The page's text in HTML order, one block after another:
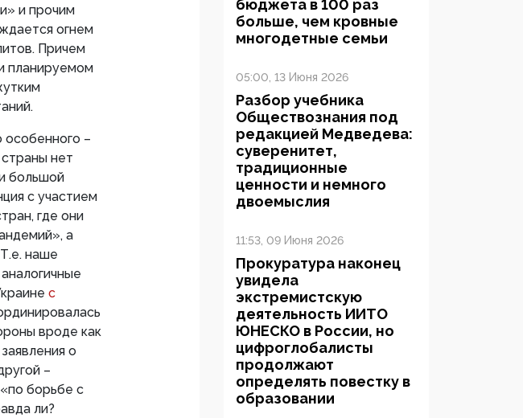
и прочим
огнем
Причем
планируемом
–
нет
большой
с участием
где они
а
наше
с
вроде как
о
–
борьбе с
ли?
бюджета в 100 раз
больше, чем кровные
многодетные семьи
05:00, 13 Июня 2026
Разбор учебника
Обществознания под
редакцией Медведева:
суверенитет,
традиционные
ценности и немного
двоемыслия
11:53, 09 Июня 2026
Прокуратура наконец
увидела
экстремистскую
деятельность ИИТО
ЮНЕСКО в России, но
цифроглобалисты
продолжают
определять повестку в
образовании